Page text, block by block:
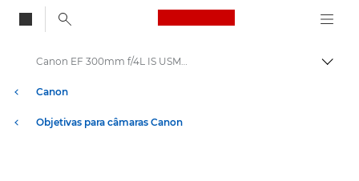
Canon Logo, back
Canon
Objetivas para câmaras Canon
Canon EF 300mm f/4L IS USM - Objetivas – Objetivas para câmara e fotográficas